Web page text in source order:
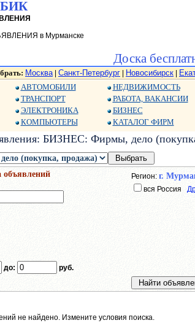
в Мурманске
Доска
Москва| Санкт-Петербург Новосибирск
АВТОМОБИЛИ
ТРАНСПОРТ
ЭЛЕКТРОНИКА
КОМПЬЮТЕРЫ
НЕДВИЖИМОСТЬ
РАБОТА, ВАКАНСИИ
БИЗНЕС
КАТАЛОГ ФИРМ
БИЗНЕС: Фирмы, дело
Регион: г.
вся Россия
до: руб.
не найдено. Измените условия поиска.